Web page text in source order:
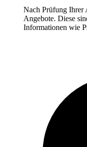
Nach Prüfung Ihrer
Angebote. Diese
Informationen wie